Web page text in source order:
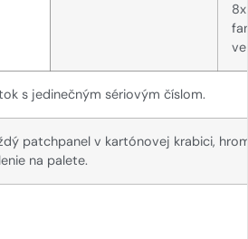
s jedinečným sériovým číslom.
patchpanel v kartónovej krabici,
na palete.